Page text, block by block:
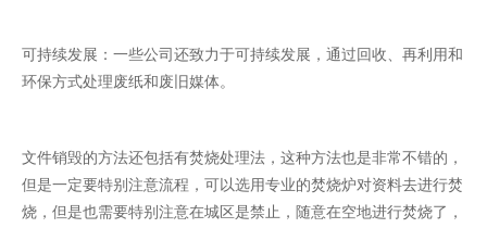
可持续发展：一些公司还致力于可持续发展，通过回收、再利用和
环保方式处理废纸和废旧媒体。
文件销毁的方法还包括有焚烧处理法，这种方法也是非常不错的，
但是一定要特别注意流程，可以选用专业的焚烧炉对资料去进行焚
烧，但是也需要特别注意在城区是禁止，随意在空地进行焚烧了，